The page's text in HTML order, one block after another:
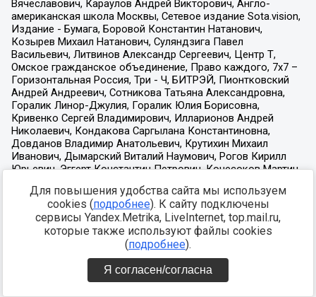
Для повышения удобства сайта мы используем
cookies (подробнее). К сайту подключены
сервисы Yandex.Metrika, LiveInternet, top.mail.ru,
которые также используют файлы cookies
(подробнее).
Я согласен/согласна